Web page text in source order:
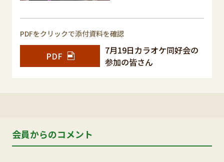
PDFをクリックで添付資料を確認
PDF
7月19日カラオケ同好会の
参加の皆さん
会員からのコメント